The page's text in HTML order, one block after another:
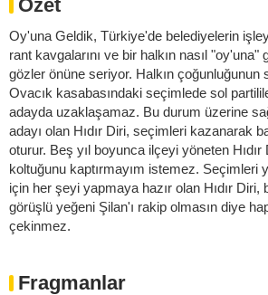
Özet
Oy'una Geldik, Türkiye'de belediyelerin
rant kavgalarını ve bir halkın nasıl
gözler önüne seriyor. Halkın çoğunluğunun
Ovacık kasabasındaki seçimlede sol
adayda uzaklaşamaz. Bu durum üzerine
adayı olan Hıdır Diri, seçimleri kazanarak
oturur. Beş yıl boyunca ilçeyi yöneten
koltuğunu kaptırmayım istemez. Seçimleri
için her şeyi yapmaya hazır olan Hıdır Diri,
görüşlü yeğeni Şilan'ı rakip olmasın diye
çekinmez.
Fragmanlar